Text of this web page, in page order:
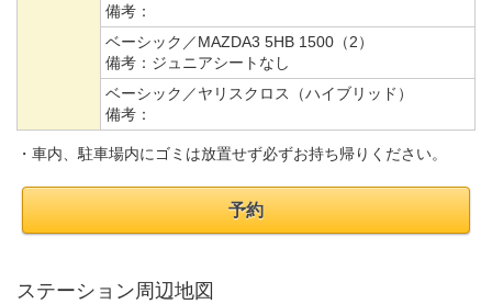
備考：
ベーシック／MAZDA3 5HB 1500（2）
備考： ジュニアシートなし
ベーシック／ヤリスクロス（ハイブリッド）
備考：
・車内、駐車場内にゴミは放置せず必ずお持ち帰りください。
予約
ステーション周辺地図